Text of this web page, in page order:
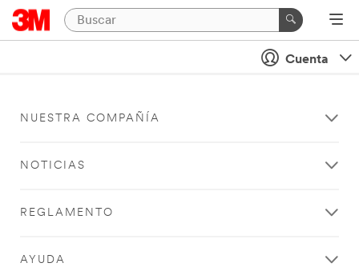
Cuenta
NUESTRA COMPAÑÍA
NOTICIAS
REGLAMENTO
AYUDA